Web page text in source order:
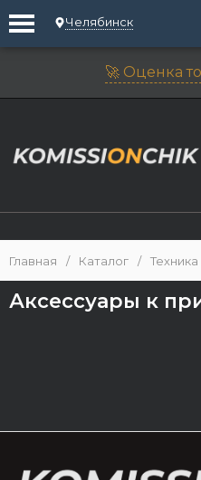
Челябинск
🚀 Оценка
Главная / Каталог / Техника
Аксессуары к